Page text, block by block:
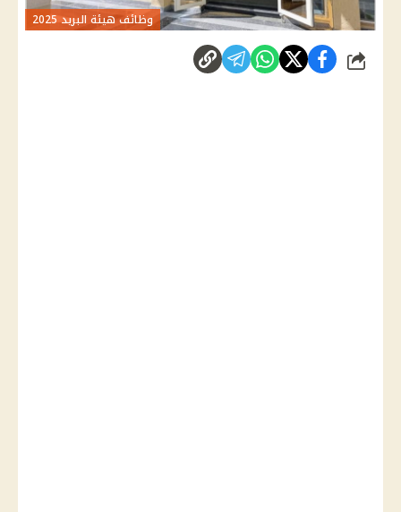
وظائف هيئة البريد 2025
شارك